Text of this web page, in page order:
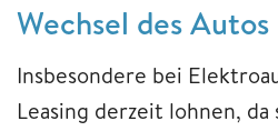
Wechsel des Autos
Insbesondere bei
Leasing derzeit lohnen, da